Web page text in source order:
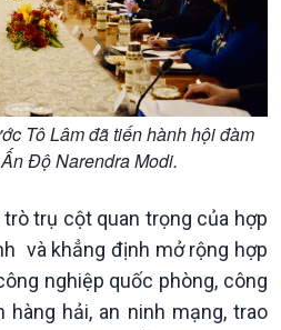
Tô Lâm đã tiến hành hội đàm
Độ Narendra Modi.
trụ cột quan trọng của hợp
và khẳng định mở rộng hợp
nghiệp quốc phòng, công
hàng hải, an ninh mạng, trao